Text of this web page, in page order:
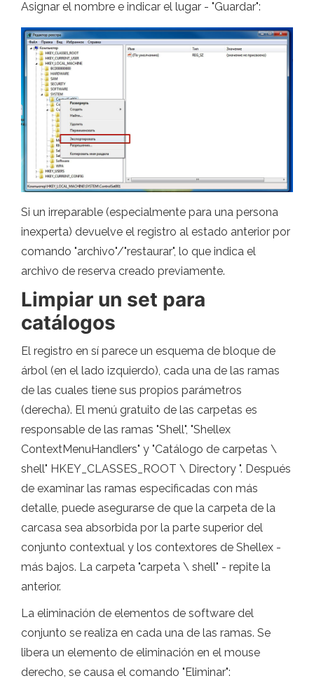
Asignar el nombre e indicar el lugar - "Guardar":
Si un irreparable (especialmente para una persona
inexperta) devuelve el registro al estado anterior por
comando "archivo"/"restaurar", lo que indica el
archivo de reserva creado previamente.
Limpiar un set para
catálogos
El registro en sí parece un esquema de bloque de
árbol (en el lado izquierdo), cada una de las ramas
de las cuales tiene sus propios parámetros
(derecha). El menú gratuito de las carpetas es
responsable de las ramas "Shell", "Shellex
ContextMenuHandlers" y "Catálogo de carpetas \
shell" HKEY_CLASSES_ROOT \ Directory ". Después
de examinar las ramas especificadas con más
detalle, puede asegurarse de que la carpeta de la
carcasa sea absorbida por la parte superior del
conjunto contextual y los contextores de Shellex -
más bajos. La carpeta "carpeta \ shell" - repite la
anterior.
La eliminación de elementos de software del
conjunto se realiza en cada una de las ramas. Se
libera un elemento de eliminación en el mouse
derecho, se causa el comando "Eliminar":